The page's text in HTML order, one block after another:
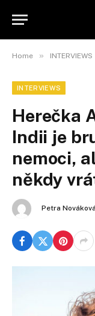
Home » INTERVIEWS
INTERVIEWS
Herečka
Indii je
nemoci,
někdy
Petra Nováková